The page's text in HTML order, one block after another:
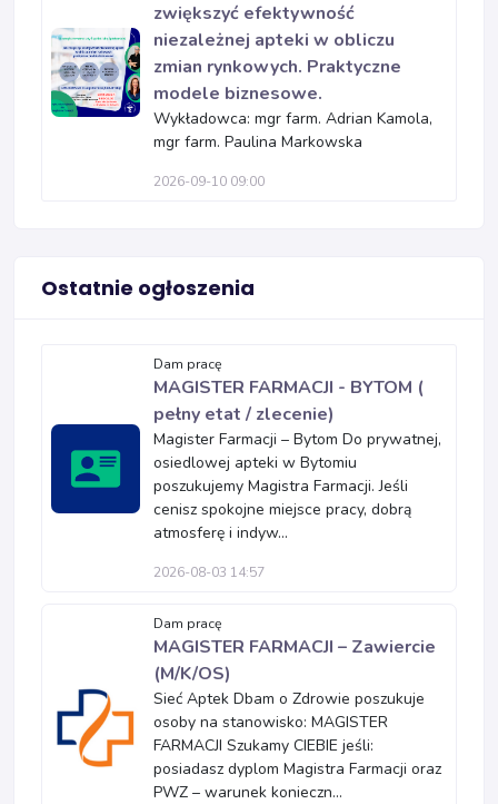
zwiększyć efektywność
niezależnej apteki w obliczu
zmian rynkowych. Praktyczne
modele biznesowe.
Wykładowca: mgr farm. Adrian Kamola,
mgr farm. Paulina Markowska
2026-09-10 09:00
Ostatnie ogłoszenia
Dam pracę
MAGISTER FARMACJI - BYTOM (
pełny etat / zlecenie)
Magister Farmacji – Bytom Do prywatnej,
osiedlowej apteki w Bytomiu
poszukujemy Magistra Farmacji. Jeśli
cenisz spokojne miejsce pracy, dobrą
atmosferę i indyw...
2026-08-03 14:57
Dam pracę
MAGISTER FARMACJI – Zawiercie
(M/K/OS)
Sieć Aptek Dbam o Zdrowie poszukuje
osoby na stanowisko: MAGISTER
FARMACJI Szukamy CIEBIE jeśli:
posiadasz dyplom Magistra Farmacji oraz
PWZ – warunek konieczn...